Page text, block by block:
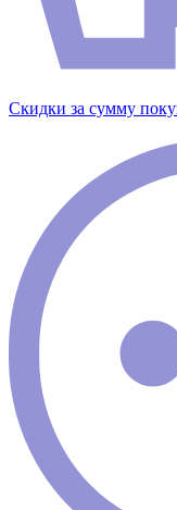
Скидки за сумму